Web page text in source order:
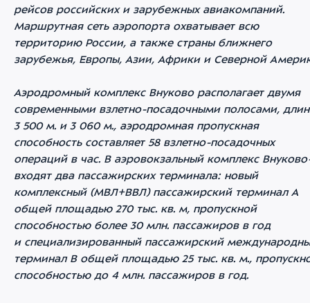
рейсов российских и зарубежных авиакомпаний.
Маршрутная сеть аэропорта охватывает всю
территорию России, а также страны ближнего
зарубежья, Европы, Азии, Африки и Северной
Аэродромный комплекс Внуково располагает двумя
современными взлетно-посадочными полосами,
3 500 м. и 3 060 м., аэродромная пропускная
способность составляет 58 взлетно-посадочных
операций в час. В аэровокзальный комплекс
входят два пассажирских терминала: новый
комплексный (МВЛ+ВВЛ) пассажирский терминал А
общей площадью 270 тыс. кв. м, пропускной
способностью более 30 млн. пассажиров в год
и специализированный пассажирский
терминал В общей площадью 25 тыс. кв. м.,
способностью до 4 млн. пассажиров в год.